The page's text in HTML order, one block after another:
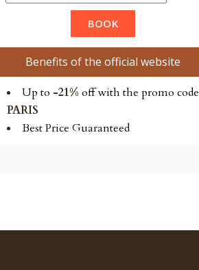
Benefits of the official website
Up to -21% off with the promo code
PARIS
Best Price Guaranteed